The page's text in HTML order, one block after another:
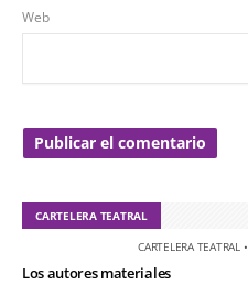
Web
CARTELERA TEATRAL
CARTELERA TEATRAL•
Los autores materiales